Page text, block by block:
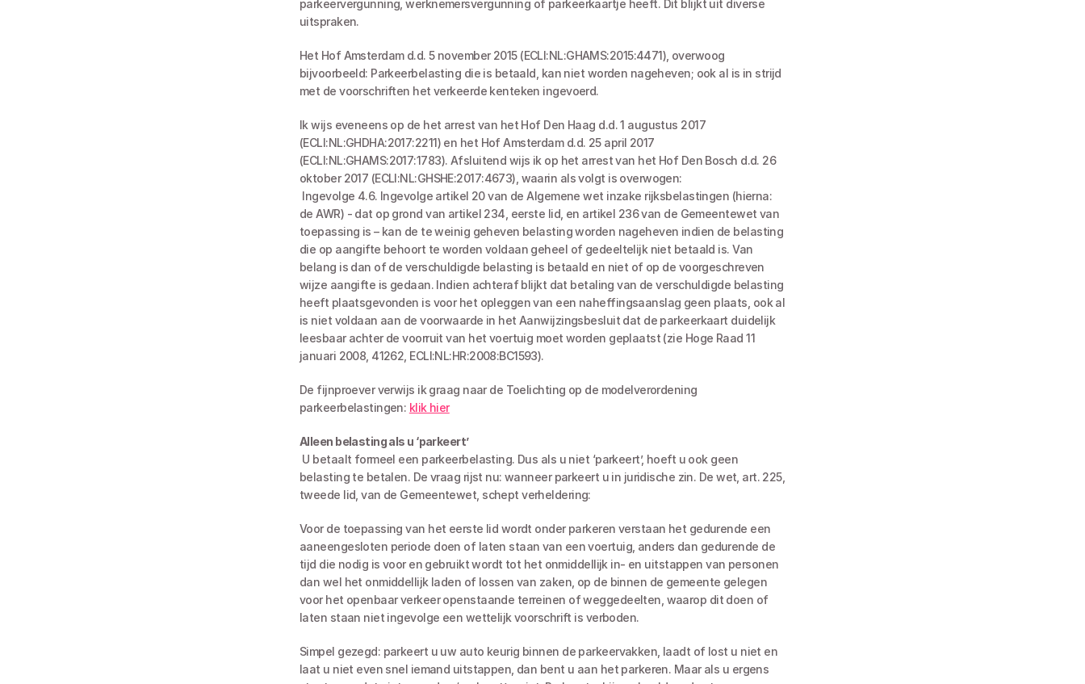
parkeervergunning, werknemersvergunning of parkeerkaartje heeft. Dit blijkt uit diverse
uitspraken.
Het Hof Amsterdam d.d. 5 november 2015 (ECLI:NL:GHAMS:2015:4471), overwoog
bijvoorbeeld: Parkeerbelasting die is betaald, kan niet worden nageheven; ook al is in strijd
met de voorschriften het verkeerde kenteken ingevoerd.
Ik wijs eveneens op de het arrest van het Hof Den Haag d.d. 1 augustus 2017
(ECLI:NL:GHDHA:2017:2211) en het Hof Amsterdam d.d. 25 april 2017
(ECLI:NL:GHAMS:2017:1783). Afsluitend wijs ik op het arrest van het Hof Den Bosch d.d. 26
oktober 2017 (ECLI:NL:GHSHE:2017:4673), waarin als volgt is overwogen:
de AWR) - dat op grond van artikel 234, eerste lid, en artikel 236 van de Gemeentewet van
toepassing is – kan de te weinig geheven belasting worden nageheven indien de belasting
die op aangifte behoort te worden voldaan geheel of gedeeltelijk niet betaald is. Van
belang is dan of de verschuldigde belasting is betaald en niet of op de voorgeschreven
wijze aangifte is gedaan. Indien achteraf blijkt dat betaling van de verschuldigde belasting
heeft plaatsgevonden is voor het opleggen van een naheffingsaanslag geen plaats, ook al
is niet voldaan aan de voorwaarde in het Aanwijzingsbesluit dat de parkeerkaart duidelijk
leesbaar achter de voorruit van het voertuig moet worden geplaatst (zie Hoge Raad 11
januari 2008, 41262, ECLI:NL:HR:2008:BC1593).
De fijnproever verwijs ik graag naar de Toelichting op de modelverordening
parkeerbelastingen: klik hier
Alleen belasting als u ‘parkeert’
belasting te betalen. De vraag rijst nu: wanneer parkeert u in juridische zin. De wet, art. 225,
tweede lid, van de Gemeentewet, schept verheldering:
Voor de toepassing van het eerste lid wordt onder parkeren verstaan het gedurende een
aaneengesloten periode doen of laten staan van een voertuig, anders dan gedurende de
tijd die nodig is voor en gebruikt wordt tot het onmiddellijk in- en uitstappen van personen
dan wel het onmiddellijk laden of lossen van zaken, op de binnen de gemeente gelegen
voor het openbaar verkeer openstaande terreinen of weggedeelten, waarop dit doen of
laten staan niet ingevolge een wettelijk voorschrift is verboden.
Simpel gezegd: parkeert u uw auto keurig binnen de parkeervakken, laadt of lost u niet en
laat u niet even snel iemand uitstappen, dan bent u aan het parkeren. Maar als u ergens